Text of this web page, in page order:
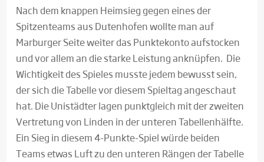
Nach dem knappen Heimsieg gegen eines der
Spitzenteams aus Dutenhofen wollte man auf
Marburger Seite weiter das Punktekonto aufstocken
und vor allem an die starke Leistung anknüpfen. Die
Wichtigkeit des Spieles musste jedem bewusst sein,
der sich die Tabelle vor diesem Spieltag angeschaut
hat. Die Unistädter lagen punktgleich mit der zweiten
Vertretung von Linden in der unteren Tabellenhälfte.
Ein Sieg in diesem 4-Punkte-Spiel würde beiden
Teams etwas Luft zu den unteren Rängen der Tabelle